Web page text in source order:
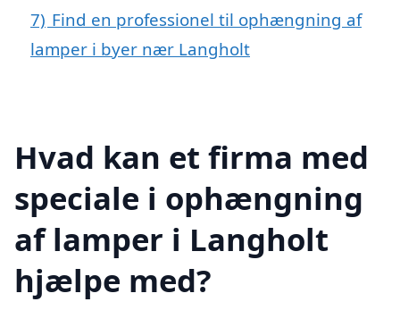
7) Find en professionel til ophængning af
lamper i byer nær Langholt
Hvad kan et firma med
speciale i ophængning
af lamper i Langholt
hjælpe med?